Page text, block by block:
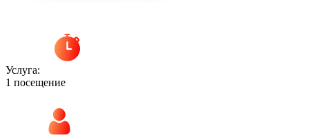
Услуга:
1 посещение